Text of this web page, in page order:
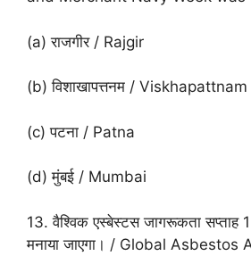
(a) राजगीर / Rajgir
(b) विशाखापत्तनम / Viskhapattnam
(c) पटना / Patna
(d) मुंबई / Mumbai
13. वैश्विक एस्बेस्टस जागरूकता
मनाया जाएगा। / Global Asbestos